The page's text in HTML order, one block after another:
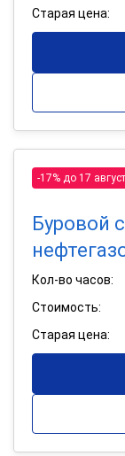
Старая цена:
-17% до 17
Буровой
Кол-во часов:
Стоимость:
Старая цена: